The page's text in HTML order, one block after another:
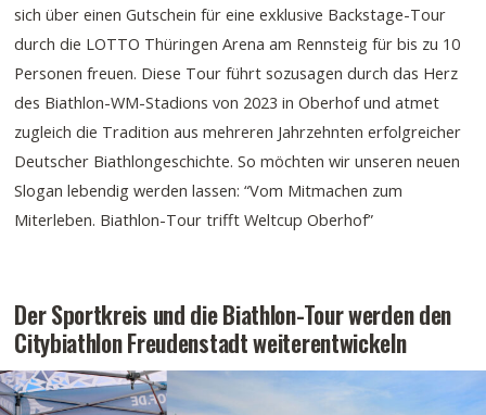
sich über einen Gutschein für eine exklusive Backstage-Tour
durch die LOTTO Thüringen Arena am Rennsteig für bis zu 10
Personen freuen. Diese Tour führt sozusagen durch das Herz
des Biathlon-WM-Stadions von 2023 in Oberhof und atmet
zugleich die Tradition aus mehreren Jahrzehnten erfolgreicher
Deutscher Biathlongeschichte. So möchten wir unseren neuen
Slogan lebendig werden lassen: “Vom Mitmachen zum
Miterleben. Biathlon-Tour trifft Weltcup Oberhof”
Der Sportkreis und die Biathlon-Tour werden den
Citybiathlon Freudenstadt weiterentwickeln